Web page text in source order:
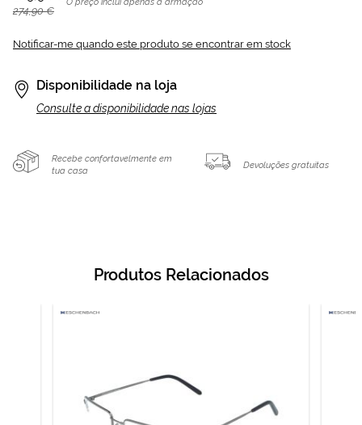
274,90 €
Notificar-me quando este produto se encontrar em stock
Disponibilidade na loja
Consulte a disponibilidade nas lojas
Recebe confortavelmente em
tua casa
Devoluções gratuitas
Produtos Relacionados